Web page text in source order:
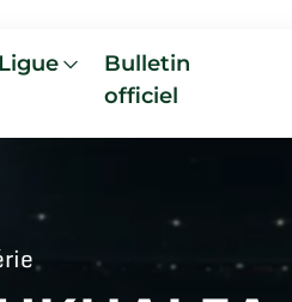
Ligue
Bulletin
officiel